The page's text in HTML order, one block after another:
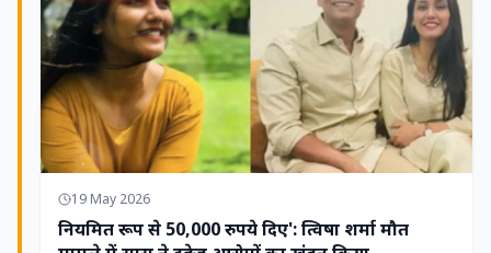
19 May 2026
नियमित रूप से 50,000 रुपये दिए': त्विषा शर्मा मौत